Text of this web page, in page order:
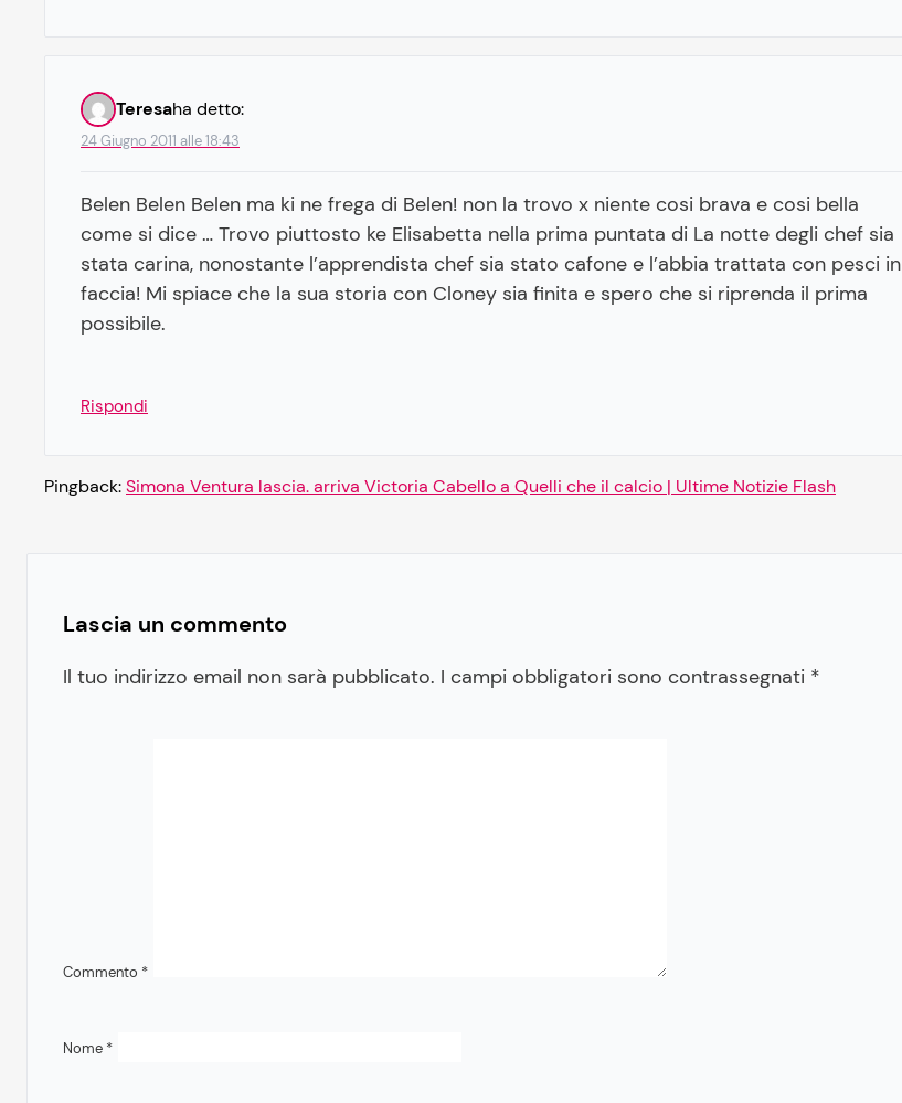
Teresaha detto:
24 Giugno 2011 alle 18:43
Belen Belen Belen ma ki ne frega di Belen! non la trovo x niente cosi brava e cosi bella
come si dice … Trovo piuttosto ke Elisabetta nella prima puntata di La notte degli chef sia
stata carina, nonostante l’apprendista chef sia stato cafone e l’abbia trattata con pesci in
faccia! Mi spiace che la sua storia con Cloney sia finita e spero che si riprenda il prima
possibile.
Rispondi
Pingback:Simona Ventura lascia. arriva Victoria Cabello a Quelli che il calcio | Ultime Notizie Flash
Lascia un commento
Il tuo indirizzo email non sarà pubblicato. I campi obbligatori sono contrassegnati *
Commento *
Nome *